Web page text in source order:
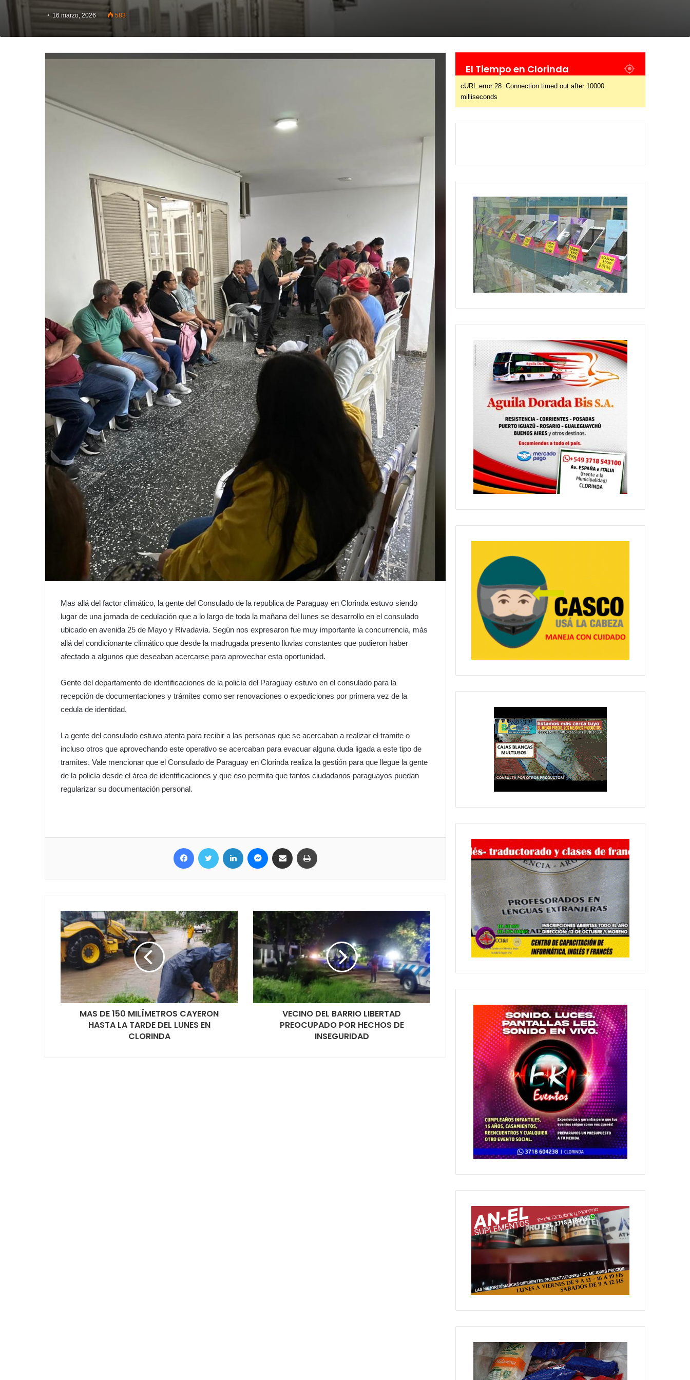
16 marzo, 2026 583
Mas allá del factor climático, la gente del Consulado de la republica de Paraguay en Clorinda estuvo siendo
lugar de una jornada de cedulación que a lo largo de toda la mañana del lunes se desarrollo en el consulado
ubicado en avenida 25 de Mayo y Rivadavia. Según nos expresaron fue muy importante la concurrencia, más
allá del condicionante climático que desde la madrugada presento lluvias constantes que pudieron haber
afectado a algunos que deseaban acercarse para aprovechar esta oportunidad.
Gente del departamento de identificaciones de la policía del Paraguay estuvo en el consulado para la
recepción de documentaciones y trámites como ser renovaciones o expediciones por primera vez de la
cedula de identidad.
La gente del consulado estuvo atenta para recibir a las personas que se acercaban a realizar el tramite o
incluso otros que aprovechando este operativo se acercaban para evacuar alguna duda ligada a este tipo de
tramites. Vale mencionar que el Consulado de Paraguay en Clorinda realiza la gestión para que llegue la gente
de la policía desde el área de identificaciones y que eso permita que tantos ciudadanos paraguayos puedan
regularizar su documentación personal.
MAS DE 150 MILÍMETROS CAYERON
HASTA LA TARDE DEL LUNES EN
CLORINDA
VECINO DEL BARRIO LIBERTAD
PREOCUPADO POR HECHOS DE
INSEGURIDAD
El Tiempo en Clorinda
cURL error 28: Connection timed out after 10000
milliseconds